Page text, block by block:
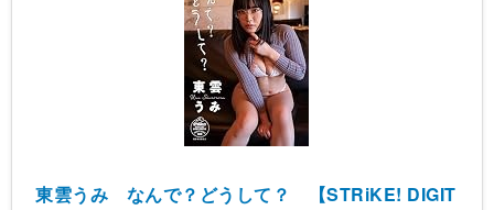
東雲うみ なんで？どうして？ 【STRiKE! DIGIT